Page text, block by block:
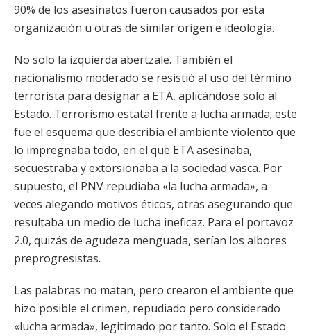
90% de los asesinatos fueron causados por esta
organización u otras de similar origen e ideología.
No solo la izquierda abertzale. También el
nacionalismo moderado se resistió al uso del término
terrorista para designar a ETA, aplicándose solo al
Estado. Terrorismo estatal frente a lucha armada; este
fue el esquema que describía el ambiente violento que
lo impregnaba todo, en el que ETA asesinaba,
secuestraba y extorsionaba a la sociedad vasca. Por
supuesto, el PNV repudiaba «la lucha armada», a
veces alegando motivos éticos, otras asegurando que
resultaba un medio de lucha ineficaz. Para el portavoz
2.0, quizás de agudeza menguada, serían los albores
preprogresistas.
Las palabras no matan, pero crearon el ambiente que
hizo posible el crimen, repudiado pero considerado
«lucha armada», legitimado por tanto. Solo el Estado